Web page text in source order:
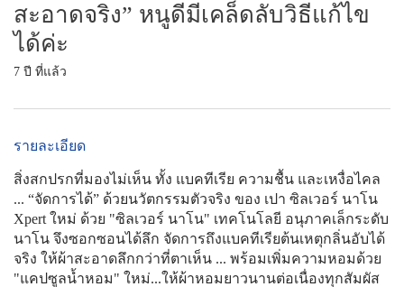
สะอาดจริง” หนูดีมีเคล็ดลับวิธีแก้ไข
ได้ค่ะ
7 ปี ที่แล้ว
รายละเอียด
สิ่งสกปรกที่มองไม่เห็น ทั้ง แบคทีเรีย ความชื้น และเหงื่อไคล
... “จัดการได้” ด้วยนวัตกรรมตัวจริง ของ เปา ซิลเวอร์ นาโน
Xpert ใหม่ ด้วย "ซิลเวอร์ นาโน" เทคโนโลยี อนุภาคเล็กระดับ
นาโน จึงซอกซอนได้ลึก จัดการถึงแบคทีเรียต้นเหตุกลิ่นอับได้
จริง ให้ผ้าสะอาดลึกกว่าที่ตาเห็น ... พร้อมเพิ่มความหอมด้วย
"แคปซูลน้ำหอม" ใหม่...ให้ผ้าหอมยาวนานต่อเนื่องทุกสัมผัส